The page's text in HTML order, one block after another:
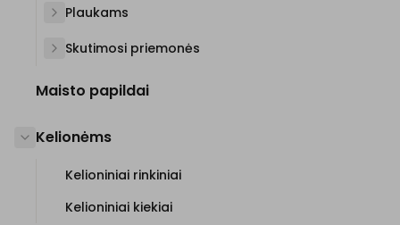
Plaukams
Skutimosi priemonės
Maisto papildai
Kelionėms
Kelioniniai rinkiniai
Kelioniniai kiekiai